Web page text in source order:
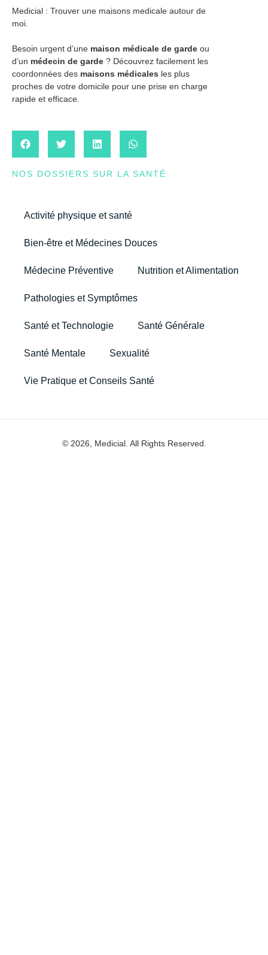
Medicial : Trouver une maisons medicale autour de
moi.
Besoin urgent d’une maison médicale de garde ou
d’un médecin de garde ? Découvrez facilement les
coordonnées des maisons médicales les plus
proches de votre domicile pour une prise en charge
rapide et efficace.
NOS DOSSIERS SUR LA SANTÉ
Activité physique et santé
Bien-être et Médecines Douces
Médecine Préventive Nutrition et Alimentation
Pathologies et Symptômes
Santé et Technologie Santé Générale
Santé Mentale Sexualité
Vie Pratique et Conseils Santé
© 2026, Medicial. All Rights Reserved.